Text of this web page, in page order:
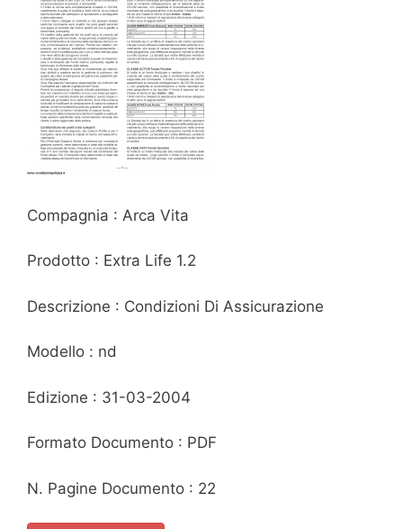
Compagnia : Arca Vita
Prodotto : Extra Life 1.2
Descrizione : Condizioni Di Assicurazione
Modello : nd
Edizione : 31-03-2004
Formato Documento : PDF
N. Pagine Documento : 22